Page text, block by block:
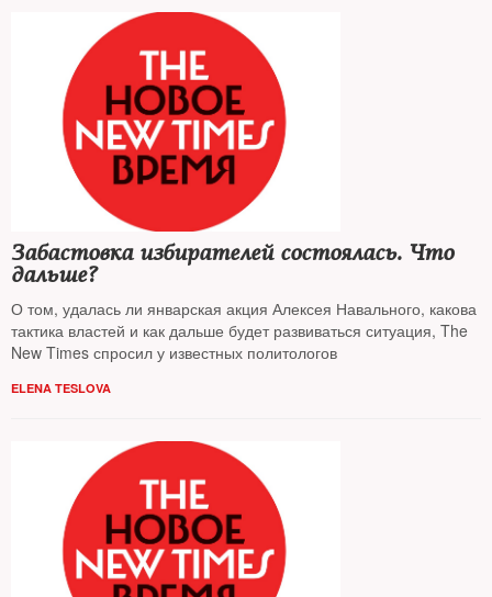
Забастовка избирателей состоялась. Что
дальше?
О том, удалась ли январская акция Алексея Навального, какова
тактика властей и как дальше будет развиваться ситуация, The
New Times спросил у известных политологов
ELENA TESLOVA